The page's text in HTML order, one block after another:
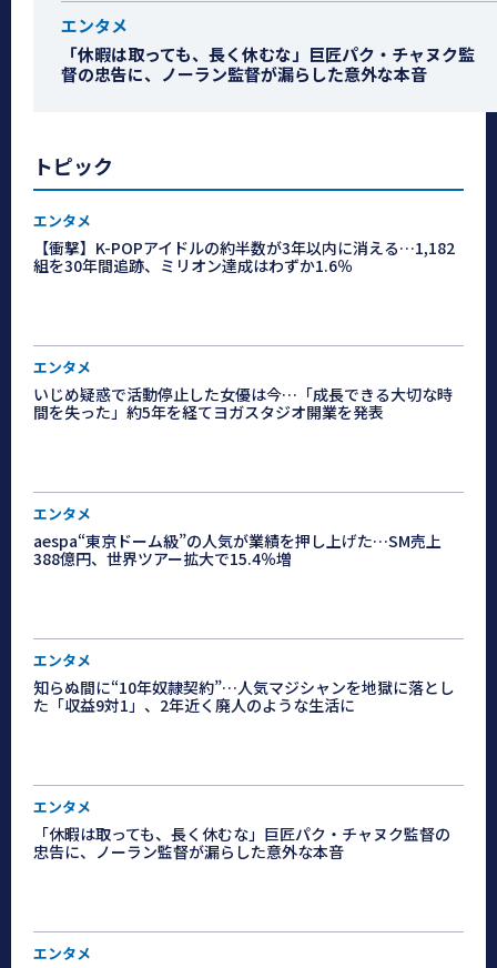
エンタメ
「休暇は取っても、長く休むな」巨匠パク・チャヌク監
督の忠告に、ノーラン監督が漏らした意外な本音
トピック
エンタメ
【衝撃】K-POPアイドルの約半数が3年以内に消える…1,182
組を30年間追跡、ミリオン達成はわずか1.6％
エンタメ
いじめ疑惑で活動停止した女優は今…「成長できる大切な時
間を失った」約5年を経てヨガスタジオ開業を発表
エンタメ
aespa“東京ドーム級”の人気が業績を押し上げた…SM売上
388億円、世界ツアー拡大で15.4％増
エンタメ
知らぬ間に“10年奴隷契約”…人気マジシャンを地獄に落とし
た「収益9対1」、2年近く廃人のような生活に
エンタメ
「休暇は取っても、長く休むな」巨匠パク・チャヌク監督の
忠告に、ノーラン監督が漏らした意外な本音
エンタメ